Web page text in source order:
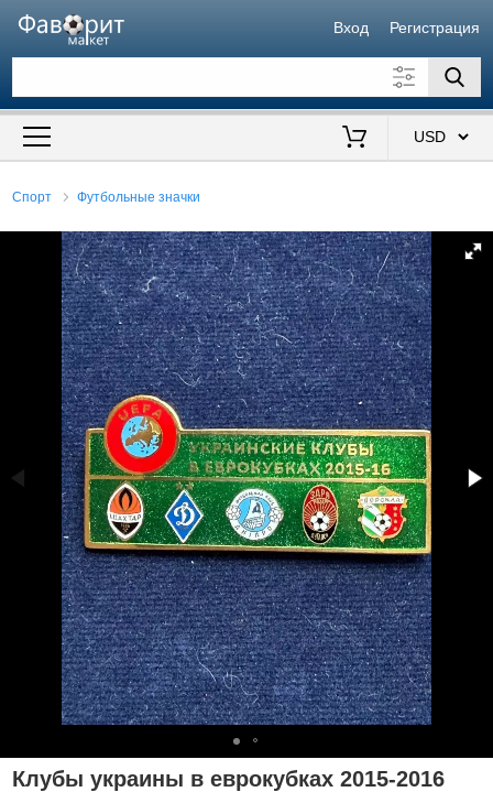
Вход Регистрация
Искать также в описании
Спорт Футбольные значки
Клубы украины в еврокубках 2015-2016